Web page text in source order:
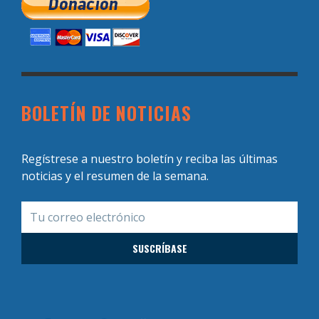
BOLETÍN DE NOTICIAS
Regístrese a nuestro boletín y reciba las últimas
noticias y el resumen de la semana.